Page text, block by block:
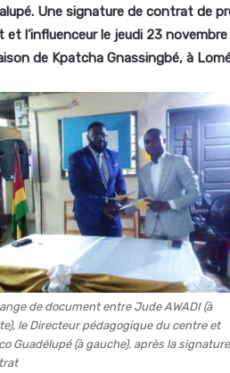
Une signature de contrat de
l’influenceur le jeudi 23
de Kpatcha Gnassingbé, à
de document entre Jude AWADI (à
le Directeur pédagogique du centre et
Guadélupé (à gauche), après la